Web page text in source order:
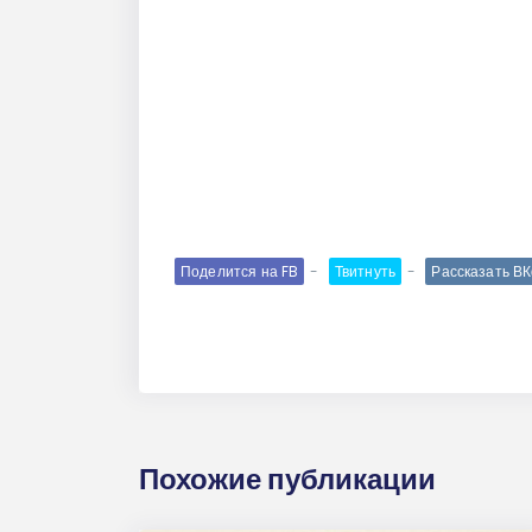
Поделится на FB Твитнуть Рассказать
Похожие публикации